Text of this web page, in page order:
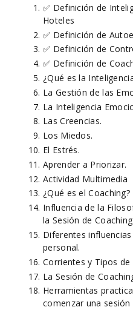
✅ Definición de
Hoteles
✅ Definición de
✅ Definición de
✅ Definición de
¿Qué es la
La Gestión de las
La Inteligencia
Las Creencias.
Los Miedos.
El Estrés.
Aprender a Priorizar.
Actividad Multimedia
¿Qué es el Coaching?
Influencia de la
la Sesión de Coaching.
Diferentes
personal.
Corrientes y Tipos de
La Sesión de
Herramientas
comenzar una sesión